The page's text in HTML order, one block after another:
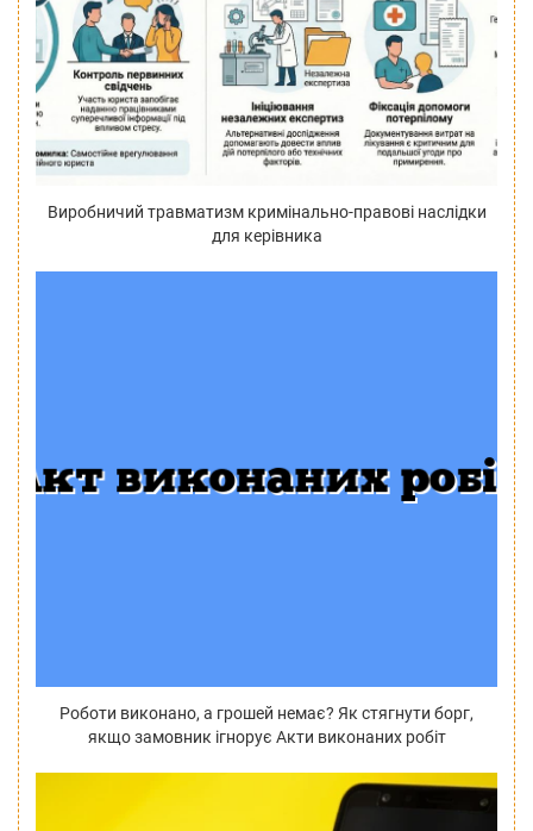
Виробничий травматизм кримінально-правові наслідки
для керівника
Роботи виконано, а грошей немає? Як стягнути борг,
якщо замовник ігнорує Акти виконаних робіт